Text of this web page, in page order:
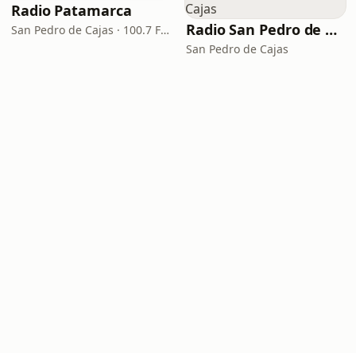
Radio Patamarca
San Pedro de Cajas · 100.7 FM Radio San Pedro de Cajas
San Pedro de Cajas